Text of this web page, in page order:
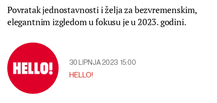
Povratak jednostavnosti i želja za bezvremenskim,
elegantnim izgledom u fokusu je u 2023. godini.
30 LIPNJA 2023 15:00
HELLO!